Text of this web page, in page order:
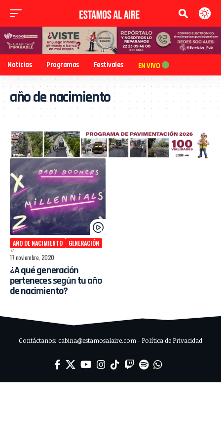
Noticias Programas Festivales EN VIVO
año de nacimiento
AÑO DE NACIMIENTO
GENERACIÓN
17 noviembre, 2020
¿A qué generación
perteneces según tu año
de nacimiento?
Contáctanos: cabina@estamosalaire.com - Política de Privacidad